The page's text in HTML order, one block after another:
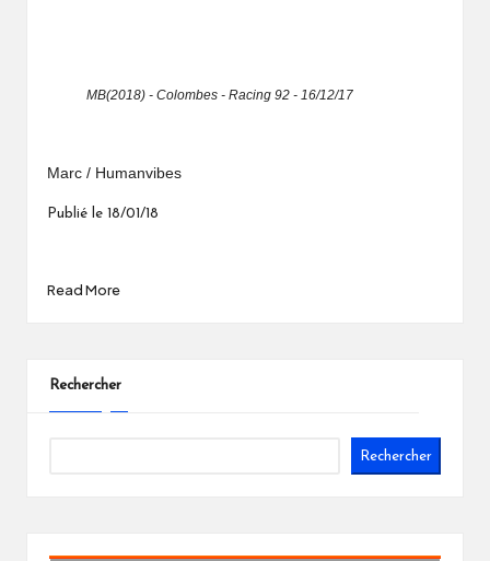
MB(2018) - Colombes - Racing 92 - 16/12/17
Marc / Humanvibes
Publié le 18/01/18
Read More
Rechercher
Rechercher